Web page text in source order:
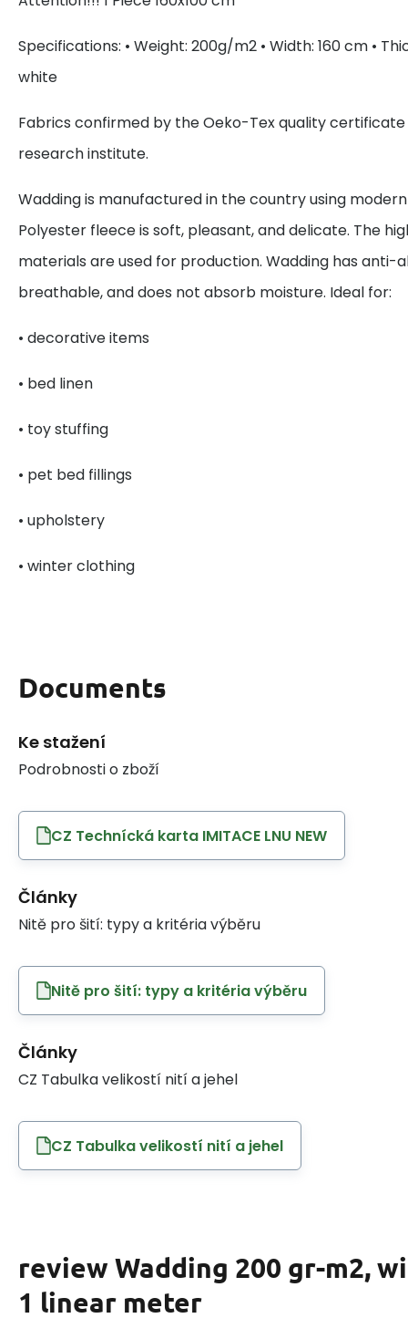
Specifications: • Weight: 200g/m2 • Width: 160 cm •
white
Fabrics confirmed by the Oeko-Tex quality
research institute.
Wadding is manufactured in the country using
Polyester fleece is soft, pleasant, and delicate. The
materials are used for production. Wadding has anti-
breathable, and does not absorb moisture. Ideal for:
• decorative items
• bed linen
• toy stuffing
• pet bed fillings
• upholstery
• winter clothing
Documents
Ke stažení
Podrobnosti o zboží
CZ Technícká karta IMITACE LNU NEW
Články
Nitě pro šití: typy a kritéria výběru
Nitě pro šití: typy a kritéria výběru
Články
CZ Tabulka velikostí nití a jehel
CZ Tabulka velikostí nití a jehel
review Wadding 200 gr-m2,
1 linear meter